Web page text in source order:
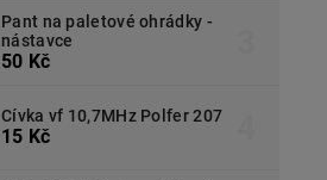
Pant na paletové ohrádky -
nástavce
50 Kč
Cívka vf 10,7MHz Polfer 207
15 Kč